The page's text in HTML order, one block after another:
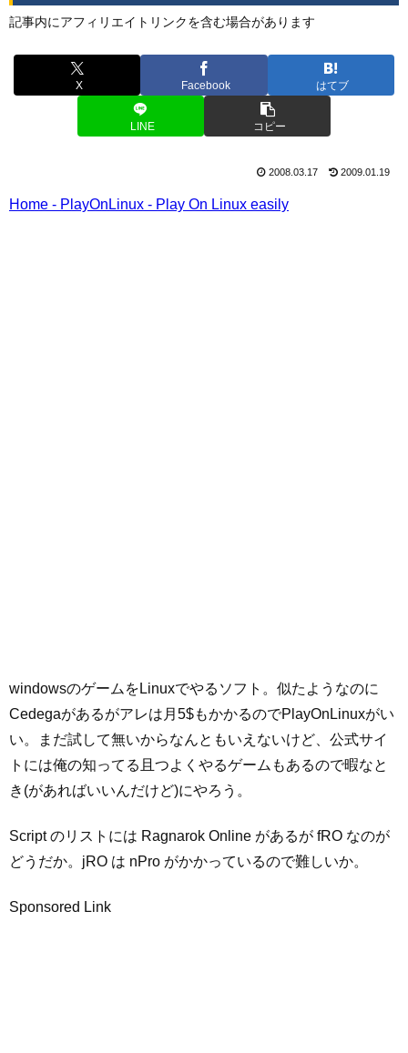
記事内にアフィリエイトリンクを含む場合があります
X Facebook はてブ
LINE コピー
2008.03.17 2009.01.19
Home - PlayOnLinux - Play On Linux easily
windowsのゲームをLinuxでやるソフト。似たようなのに
Cedegaがあるがアレは月5$もかかるのでPlayOnLinuxがい
い。まだ試して無いからなんともいえないけど、公式サイ
トには俺の知ってる且つよくやるゲームもあるので暇なと
き(があればいいんだけど)にやろう。
Script のリストには Ragnarok Online があるが fRO なのが
どうだか。jRO は nPro がかかっているので難しいか。
Sponsored Link